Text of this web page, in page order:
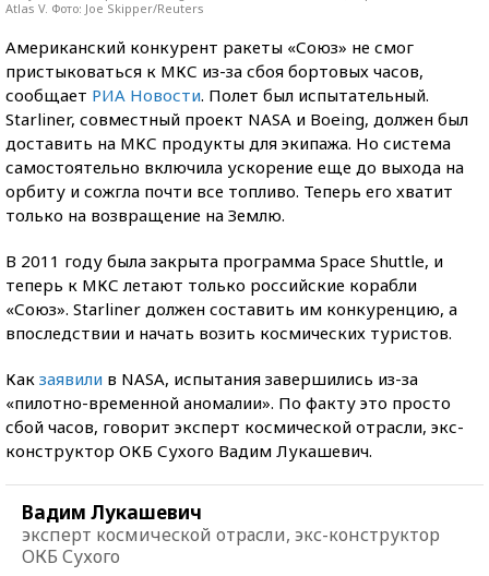
Atlas V. Фото: Joe Skipper/Reuters
Американский конкурент ракеты «Союз» не смог
пристыковаться к МКС из-за сбоя бортовых часов,
сообщает РИА Новости. Полет был испытательный.
Starliner, совместный проект NASA и Boeing, должен был
доставить на МКС продукты для экипажа. Но система
самостоятельно включила ускорение еще до выхода на
орбиту и сожгла почти все топливо. Теперь его хватит
только на возвращение на Землю.
В 2011 году была закрыта программа Space Shuttle, и
теперь к МКС летают только российские корабли
«Союз». Starliner должен составить им конкуренцию, а
впоследствии и начать возить космических туристов.
Как заявили в NASA, испытания завершились из-за
«пилотно-временной аномалии». По факту это просто
сбой часов, говорит эксперт космической отрасли, экс-
конструктор ОКБ Сухого Вадим Лукашевич.
Вадим Лукашевич
эксперт космической отрасли, экс-конструктор
ОКБ Сухого